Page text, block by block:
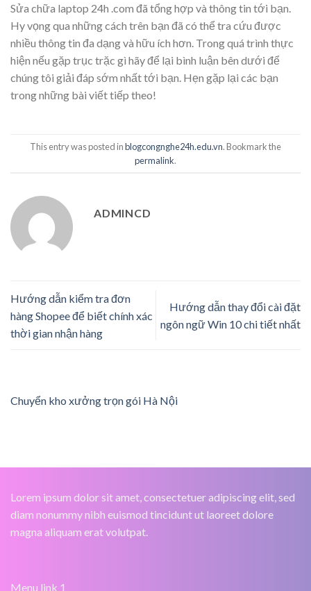
Sửa chữa laptop 24h .com đã tổng hợp và thông tin tới bạn.
Hy vọng qua những cách trên bạn đã có thể tra cứu được
nhiều thông tin đa dạng và hữu ích hơn. Trong quá trình thực
hiện nếu gặp trục trặc gì hãy để lại bình luận bên dưới để
chúng tôi giải đáp sớm nhất tới bạn. Hẹn gặp lại các bạn
trong những bài viết tiếp theo!
This entry was posted inblogcongnghe24h.edu.vn. Bookmark the
permalink.
ADMINCD
Hướng dẫn kiểm tra đơn
hàng Shopee để biết chính xác
thời gian nhận hàng
Hướng dẫn thay đổi cài đặt
ngôn ngữ Win 10 chi tiết nhất
Chuyển kho xưởng trọn gói Hà Nội
Lorem ipsum dolor sit amet, consectetuer adipiscing elit, sed
diam nonummy nibh euismod tincidunt ut laoreet dolore
magna aliquam erat volutpat.
Menu link 1